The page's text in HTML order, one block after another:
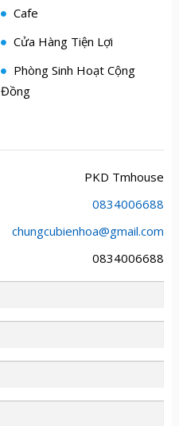
Cafe
Cửa Hàng Tiện Lợi
Phòng Sinh Hoạt Cộng
Đồng
PKD Tmhouse
0834006688
chungcubienhoa@gmail.com
0834006688